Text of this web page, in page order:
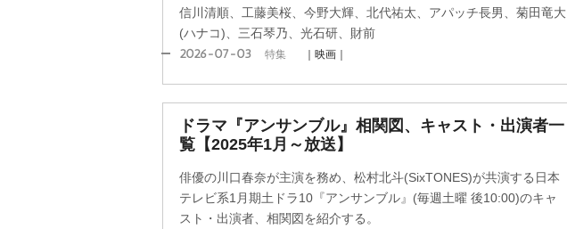
信川清順、工藤美桜、今野大輝、北代祐太、アパッチ長男、菊田竜大
(ハナコ)、三石琴乃、光石研、財前
2026-07-03 特集 ｜映画｜
ドラマ『アンサンブル』相関図、キャスト・出演者一
覧【2025年1月～放送】
俳優の川口春奈が主演を務め、松村北斗(SixTONES)が共演する日本
テレビ系1月期土ドラ10『アンサンブル』(毎週土曜 後10:00)のキャ
スト・出演者、相関図を紹介する。